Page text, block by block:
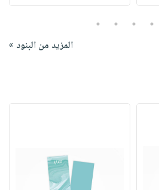
2
3
4
5
المزيد من البنود »